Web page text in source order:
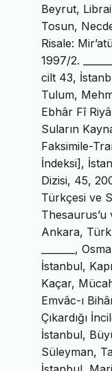
Beyrut,
Tosun,
Risale:
1997/2.
cilt 43,
Tulum,
Ebhâr Fî
Suların
Faksimile-
İndeksi],
Dizisi, 45,
Türkçesi ve
Ankara, Türk
_______,
İstanbul,
Kaçar,
Emvâc-ı
Çıkardığı
İstanbul,
Süleyman,